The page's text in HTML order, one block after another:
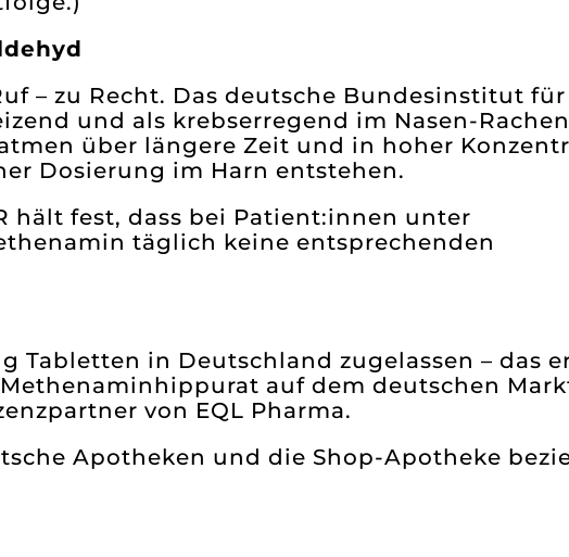
– zu Recht. Das deutsche Bundesinstitut für
und als krebserregend im Nasen-
über längere Zeit und in hoher
Dosierung im Harn entstehen.
hält fest, dass bei Patient:innen unter
täglich keine entsprechenden
Tabletten in Deutschland zugelassen – das
auf dem deutschen
von EQL Pharma.
Apotheken und die Shop-Apotheke